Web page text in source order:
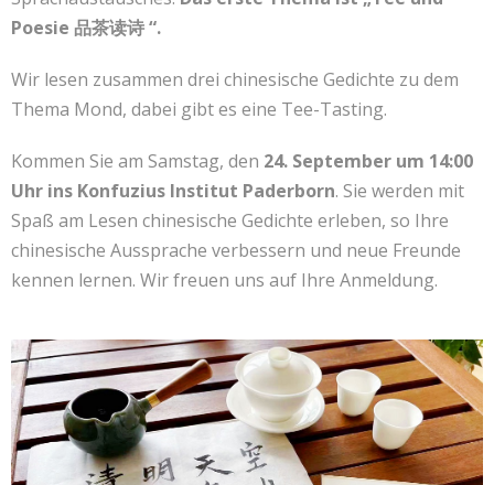
Business商业
Kontakt联系我们
Poesie 品茶读诗 “.
Wir lesen zusammen drei chinesische Gedichte zu dem
Thema Mond, dabei gibt es eine Tee-Tasting.
Kommen Sie am Samstag, den 24. September um 14:00
Uhr ins Konfuzius Institut Paderborn. Sie werden mit
Spaß am Lesen chinesische Gedichte erleben, so Ihre
chinesische Aussprache verbessern und neue Freunde
kennen lernen. Wir freuen uns auf Ihre Anmeldung.